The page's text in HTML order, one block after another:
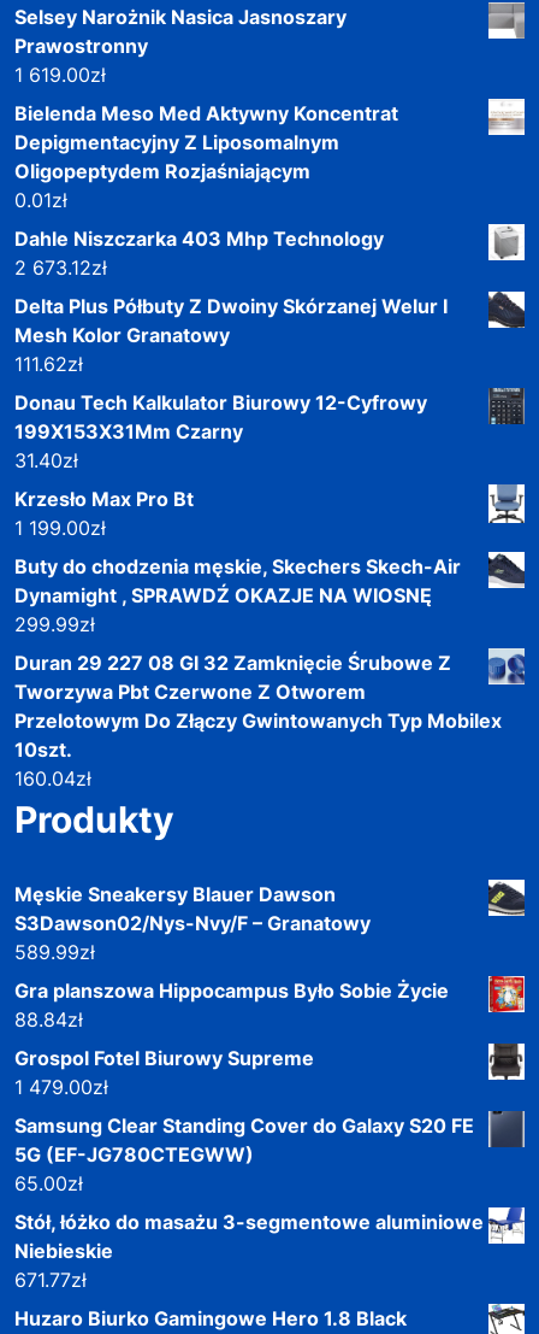
Selsey Narożnik Nasica Jasnoszary
Prawostronny
1 619.00zł
Bielenda Meso Med Aktywny Koncentrat
Depigmentacyjny Z Liposomalnym
Oligopeptydem Rozjaśniającym
0.01zł
Dahle Niszczarka 403 Mhp Technology
2 673.12zł
Delta Plus Półbuty Z Dwoiny Skórzanej Welur I
Mesh Kolor Granatowy
111.62zł
Donau Tech Kalkulator Biurowy 12-Cyfrowy
199X153X31Mm Czarny
31.40zł
Krzesło Max Pro Bt
1 199.00zł
Buty do chodzenia męskie, Skechers Skech-Air
Dynamight , SPRAWDŹ OKAZJE NA WIOSNĘ
299.99zł
Duran 29 227 08 Gl 32 Zamknięcie Śrubowe Z
Tworzywa Pbt Czerwone Z Otworem
Przelotowym Do Złączy Gwintowanych Typ Mobilex
10szt.
160.04zł
Produkty
Męskie Sneakersy Blauer Dawson
S3Dawson02/Nys-Nvy/F – Granatowy
589.99zł
Gra planszowa Hippocampus Było Sobie Życie
88.84zł
Grospol Fotel Biurowy Supreme
1 479.00zł
Samsung Clear Standing Cover do Galaxy S20 FE
5G (EF-JG780CTEGWW)
65.00zł
Stół, łóżko do masażu 3-segmentowe aluminiowe
Niebieskie
671.77zł
Huzaro Biurko Gamingowe Hero 1.8 Black